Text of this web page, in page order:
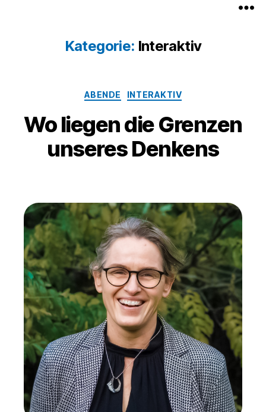
Kategorie: Interaktiv
ABENDE INTERAKTIV
Wo liegen die Grenzen
unseres Denkens